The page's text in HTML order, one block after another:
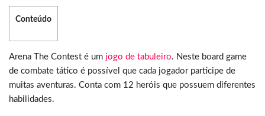
Conteúdo
Arena The Contest é um jogo de tabuleiro. Neste board game
de combate tático é possível que cada jogador participe de
muitas aventuras. Conta com 12 heróis que possuem diferentes
habilidades.